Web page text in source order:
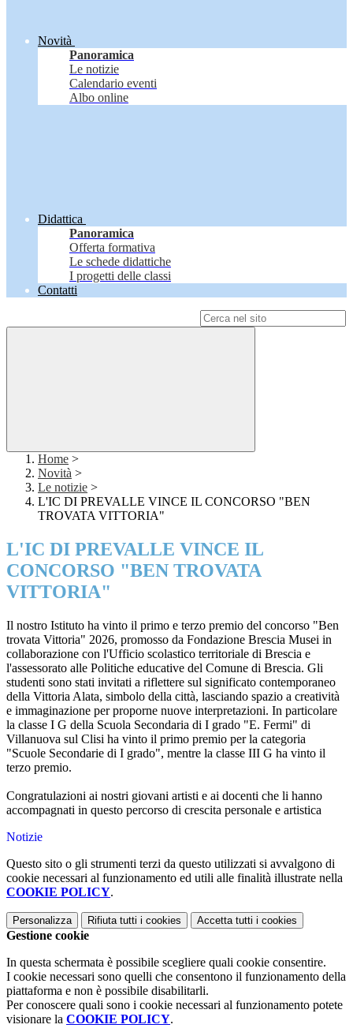
Novità
Panoramica
Le notizie
Calendario eventi
Albo online
Didattica
Panoramica
Offerta formativa
Le schede didattiche
I progetti delle classi
Contatti
Home >
Novità >
Le notizie >
L'IC DI PREVALLE VINCE IL CONCORSO "BEN
TROVATA VITTORIA"
L'IC DI PREVALLE VINCE IL
CONCORSO "BEN TROVATA
VITTORIA"
Il nostro Istituto ha vinto il primo e terzo premio del concorso "Ben
trovata Vittoria" 2026, promosso da Fondazione Brescia Musei in
collaborazione con l'Ufficio scolastico territoriale di Brescia e
l'assessorato alle Politiche educative del Comune di Brescia. Gli
studenti sono stati invitati a riflettere sul significato contemporaneo
della Vittoria Alata, simbolo della città, lasciando spazio a creatività
e immaginazione per proporne nuove interpretazioni. In particolare
la classe I G della Scuola Secondaria di I grado "E. Fermi" di
Villanuova sul Clisi ha vinto il primo premio per la categoria
"Scuole Secondarie di I grado", mentre la classe III G ha vinto il
terzo premio.
Congratulazioni ai nostri giovani artisti e ai docenti che li hanno
accompagnati in questo percorso di crescita personale e artistica
Notizie
Questo sito o gli strumenti terzi da questo utilizzati si avvalgono di
cookie necessari al funzionamento ed utili alle finalità illustrate nella
COOKIE POLICY.
Personalizza Rifiuta tutti i cookies Accetta tutti i cookies
Gestione cookie
In questa schermata è possibile scegliere quali cookie consentire.
I cookie necessari sono quelli che consentono il funzionamento della
piattaforma e non è possibile disabilitarli.
Per conoscere quali sono i cookie necessari al funzionamento potete
visionare la COOKIE POLICY.